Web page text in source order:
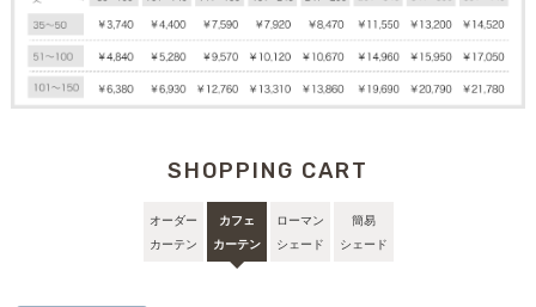
SHOPPING CART
オーダー
カーテン
カフェ
カーテン
ローマン
シェード
簡易
シェード